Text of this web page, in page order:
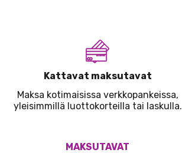
Kattavat maksutavat
Maksa kotimaisissa verkkopankeissa,
yleisimmillä luottokorteilla tai laskulla.
MAKSUTAVAT